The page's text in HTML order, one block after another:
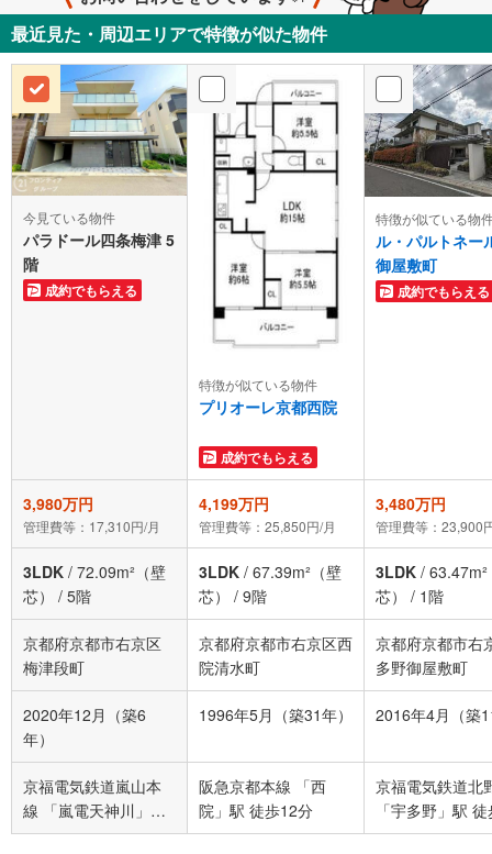
最近見た・周辺エリアで特徴が似た物件
今見ている物件
パラドール四条梅津 5
階
成約でもらえる
特徴が似ている物件
プリオーレ京都西院
成約でもらえる
特徴が似ている物
ル・パルトネー
御屋敷町
成約でもらえる
3,980万円
管理費等：17,310円/月
4,199万円
管理費等：25,850円/月
3,480万円
管理費等：23,900
3LDK / 72.09m²（壁
芯）
/ 5階
3LDK / 67.39m²（壁
芯）
/ 9階
3LDK /
芯）
/ 1階
京都府京都市右京区
梅津段町
京都府京都市右京区西
院清水町
京都府京都市右
多野御屋敷町
2020年12月（築6
年）
1996年5月（築31年） 2016年4月（築
京福電気鉄道嵐山本
線 「嵐電天神川」駅
徒歩15分
阪急京都本線 「西
院」駅 徒歩12分
京福電気鉄道北
「宇多野」駅